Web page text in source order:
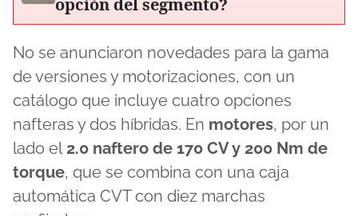
opción del segmento?
No se anunciaron novedades para la gama
de versiones y motorizaciones, con un
catálogo que incluye cuatro opciones
nafteras y dos híbridas. En motores, por un
lado el2.0 naftero de 170 CV y 200 Nm de
torque, que se combina con una caja
automática CVT con diez marchas